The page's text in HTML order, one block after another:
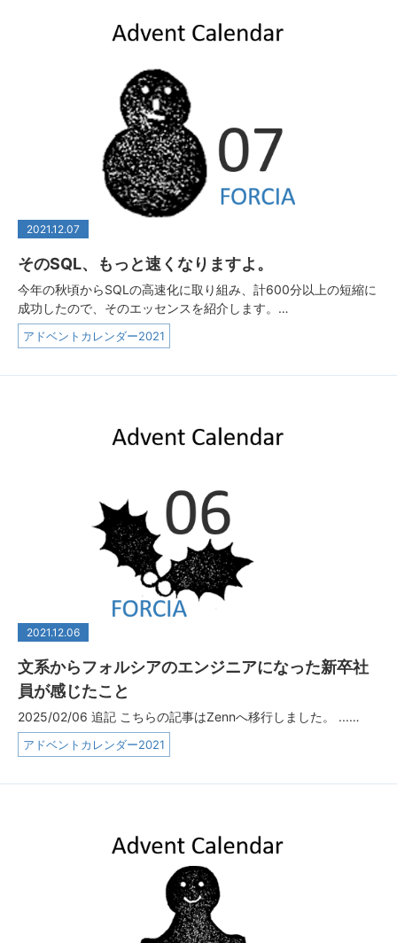
2021.12.07
そのSQL、もっと速くなりますよ。
今年の秋頃からSQLの高速化に取り組み、計600分以上の短縮に
成功したので、そのエッセンスを紹介します。…
アドベントカレンダー2021
2021.12.06
文系からフォルシアのエンジニアになった新卒社
員が感じたこと
2025/02/06 追記 こちらの記事はZennへ移行しました。 ...…
アドベントカレンダー2021